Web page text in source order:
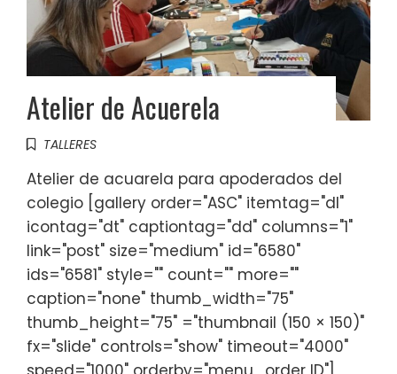
Atelier de Acuerela
TALLERES
Atelier de acuarela para apoderados del
colegio [gallery order="ASC" itemtag="dl"
icontag="dt" captiontag="dd" columns="1"
link="post" size="medium" id="6580"
ids="6581" style="" count="" more=""
caption="none" thumb_width="75"
thumb_height="75" ="thumbnail (150 × 150)"
fx="slide" controls="show" timeout="4000"